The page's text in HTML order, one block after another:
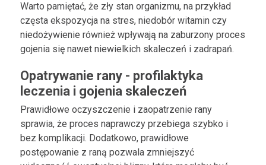
Warto pamiętać, że zły stan organizmu, na przykład
częsta ekspozycja na stres, niedobór witamin czy
niedożywienie również wpływają na zaburzony proces
gojenia się nawet niewielkich skaleczeń i zadrapań.
Opatrywanie rany - profilaktyka
leczenia i gojenia skaleczeń
Prawidłowe oczyszczenie i zaopatrzenie rany
sprawia, że proces naprawczy przebiega szybko i
bez komplikacji. Dodatkowo, prawidłowe
postępowanie z raną pozwala zmniejszyć